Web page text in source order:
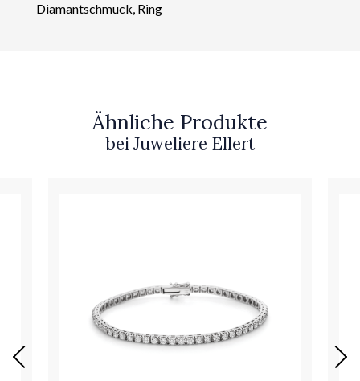
Diamantschmuck, Ring
Ähnliche Produkte
bei Juweliere Ellert